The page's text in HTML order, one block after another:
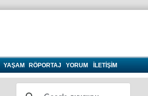
YAŞAM RÖPORTAJ YORUM İLETİŞİM